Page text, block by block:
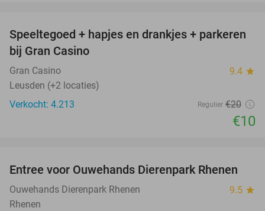
50%
Speeltegoed + hapjes en drankjes + parkeren
bij Gran Casino
Gran Casino 9.4 star
Leusden (+2 locaties)
Verkocht: 4.213
Regulier €20
€10
19%
Entree voor Ouwehands Dierenpark Rhenen
Ouwehands Dierenpark Rhenen 9.5 star
Rhenen